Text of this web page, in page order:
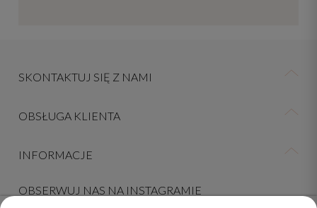
SKONTAKTUJ SIĘ Z NAMI
OBSŁUGA KLIENTA
INFORMACJE
OBSERWUJ NAS NA INSTAGRAMIE